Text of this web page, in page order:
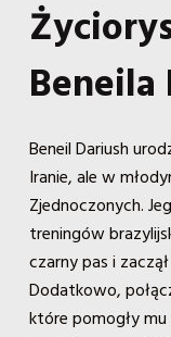
Beneila
Beneil Dariush
Iranie, ale w
Zjednoczonych.
treningów
czarny pas i
Dodatkowo,
które pomogły